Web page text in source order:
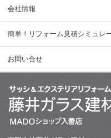
会社情報
簡単！リフォーム見積シミュレ
お問い合せ